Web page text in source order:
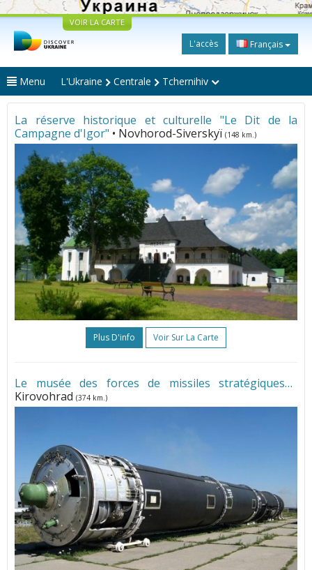
VOIR LA CARTE
L'accès Français
Menu L'Ukraine Centrale Tchernihiv
La réserve historique et culturelle "Le Dit de la
Campagne d'Igor" • Novhorod-Siverskyï (148 km.)
Plus D'info Voir Sur La Carte
Le musée des forces de missiles stratégiques
Kirovohrad (374 km.)